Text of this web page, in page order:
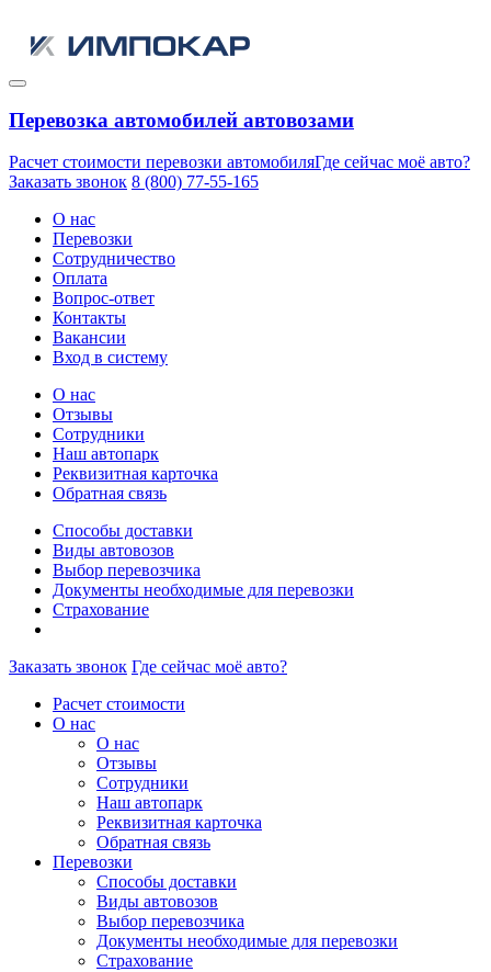
Перевозка автомобилей автовозами
Расчет стоимости перевозки автомобиляГде сейчас моё авто?
Заказать звонок 8 (800) 77-55-165
О нас
Перевозки
Сотрудничество
Оплата
Вопрос-ответ
Контакты
Вакансии
Вход в систему
О нас
Отзывы
Сотрудники
Наш автопарк
Реквизитная карточка
Обратная связь
Способы доставки
Виды автовозов
Выбор перевозчика
Документы необходимые для перевозки
Страхование
Заказать звонок Где сейчас моё авто?
Расчет стоимости
О нас
О нас
Отзывы
Сотрудники
Наш автопарк
Реквизитная карточка
Обратная связь
Перевозки
Способы доставки
Виды автовозов
Выбор перевозчика
Документы необходимые для перевозки
Страхование